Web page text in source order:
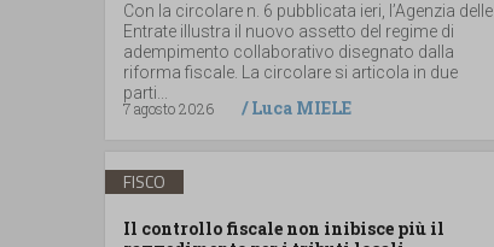
Con la circolare n. 6 pubblicata ieri, l’Agenzia delle
Entrate illustra il nuovo assetto del regime di
adempimento collaborativo disegnato dalla
riforma fiscale. La circolare si articola in due
parti...
7 agosto 2026
/Luca MIELE
FISCO
Il controllo fiscale non inibisce più il